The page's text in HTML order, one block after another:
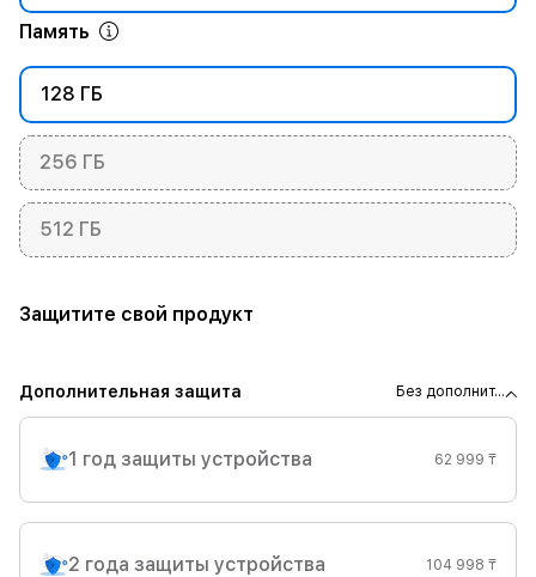
Память
128 ГБ
256 ГБ
512 ГБ
Защитите свой продукт
Дополнительная защита Без дополнит...
1 год защиты устройства 62 999 ₸
2 года защиты устройства 104 998 ₸